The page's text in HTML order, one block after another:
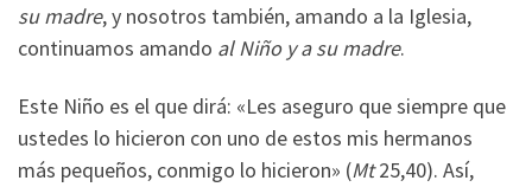
su madre, y nosotros también, amando a la Iglesia,
continuamos amando al Niño y a su madre.
Este Niño es el que dirá: «Les aseguro que siempre que
ustedes lo hicieron con uno de estos mis hermanos
más pequeños, conmigo lo hicieron» (Mt25,40). Así,